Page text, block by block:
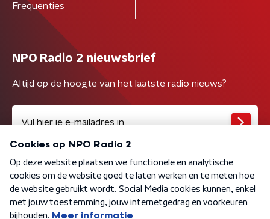
Frequenties
NPO Radio 2 nieuwsbrief
Altijd op de hoogte van het laatste radio nieuws?
Algemene voorwaarden